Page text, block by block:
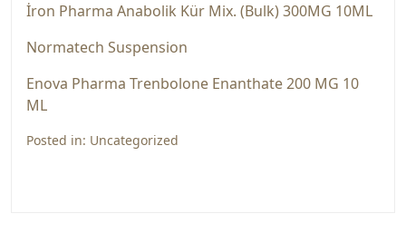
İron Pharma Anabolik Kür Mix. (Bulk) 300MG 10ML
Normatech Suspension
Enova Pharma Trenbolone Enanthate 200 MG 10
ML
Posted in: Uncategorized